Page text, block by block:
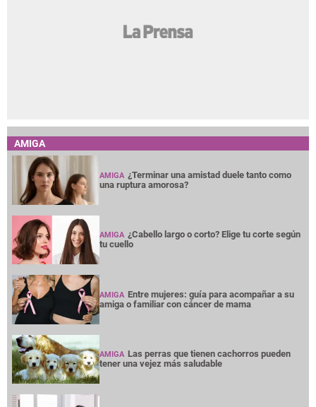
AMIGA
AMIGA ¿Terminar una amistad duele tanto como
una ruptura amorosa?
AMIGA ¿Cabello largo o corto? Elige tu corte según
tu cuello
AMIGA Entre mujeres: guía para acompañar a su
amiga o familiar con cáncer de mama
AMIGA Las perras que tienen cachorros pueden
tener una vejez más saludable